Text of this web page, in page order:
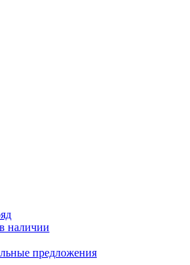
наличии
предложения